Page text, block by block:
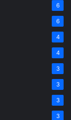
6
6
4
4
3
3
3
3